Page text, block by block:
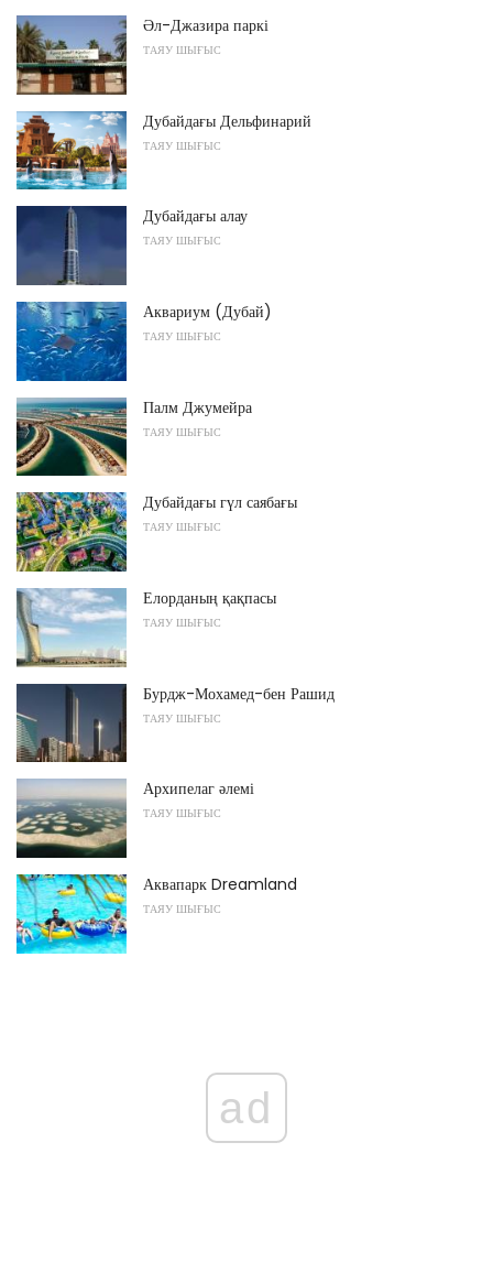
Әл-Джазира паркі
ТАЯУ ШЫҒЫС
Дубайдағы Дельфинарий
ТАЯУ ШЫҒЫС
Дубайдағы алау
ТАЯУ ШЫҒЫС
Аквариум (Дубай)
ТАЯУ ШЫҒЫС
Палм Джумейра
ТАЯУ ШЫҒЫС
Дубайдағы гүл саябағы
ТАЯУ ШЫҒЫС
Елорданың қақпасы
ТАЯУ ШЫҒЫС
Бурдж-Мохамед-бен Рашид
ТАЯУ ШЫҒЫС
Архипелаг әлемі
ТАЯУ ШЫҒЫС
Аквапарк Dreamland
ТАЯУ ШЫҒЫС
ad